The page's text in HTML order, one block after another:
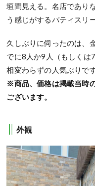
垣間見える。名店であり
う感じがするパティスリ
久しぶりに伺ったのは、
でに8人か9人（もしくは
相変わらずの人気ぶりです
※商品、価格は掲載当時
ございます。
外観